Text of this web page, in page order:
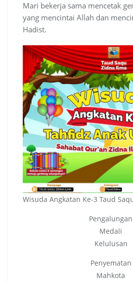
Mari bekerja sama mencetak
yang mencintai Allah dan
Hadist.
Wisuda Angkatan Ke-3 Taud
Pengalungan
Medali
Kelulusan
Penyematan
Mahkota